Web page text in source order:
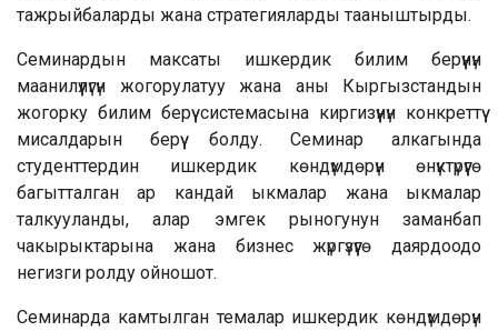
тажрыйбаларды жана стратегияларды тааныштырды.
Семинардын максаты ишкердик билим берүүнүн
маанилүүлүгүн жогорулатуу жана аны Кыргызстандын
жогорку билим берүү системасына киргизүүнүн конкреттүү
мисалдарын берүү болду. Семинар алкагында
студенттердин ишкердик көндүмдөрүн өнүктүрүүгө
багытталган ар кандай ыкмалар жана ыкмалар
талкууланды, алар эмгек рыногунун заманбап
чакырыктарына жана бизнес жүргүзүүгө даярдоодо
негизги ролду ойношот.
Семинарда камтылган темалар ишкердик көндүмдөрүн